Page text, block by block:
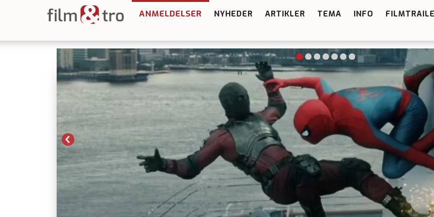
ANMELDELSER NYHEDER ARTIKLER TEMA INFO